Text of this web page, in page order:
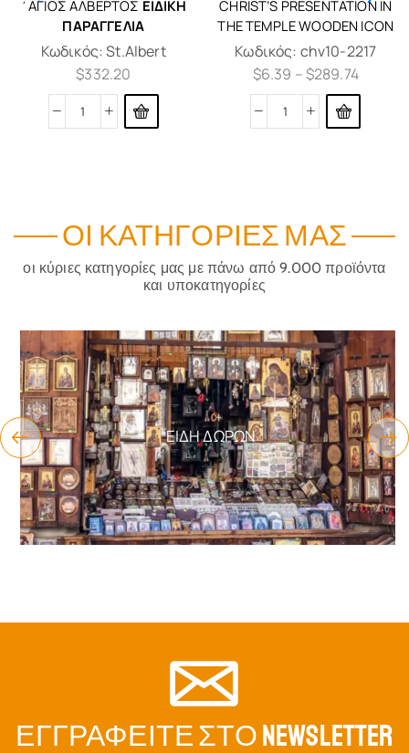
΄ΑΓΙΟΣ ΑΛΒΈΡΤΟΣ ΕΙΔΙΚΉ
ΠΑΡΑΓΓΕΛΊΑ
Κωδικός:St.Albert
$332.20
CHRIST’S PRESENTATION IN
THE TEMPLE WOODEN ICON
Κωδικός: chv10-2217
$6.39 –$289.74
ΟΙ ΚΑΤΗΓΟΡΊΕΣ ΜΑΣ
οι κύριες κατηγορίες μας με πάνω από 9.000 προϊόντα
και υποκατηγορίες
ΕΊΔΗ ΔΏΡΩΝ
ΕΓΓΡΑΦΕΊΤΕ ΣΤΟ NEWSLETTER